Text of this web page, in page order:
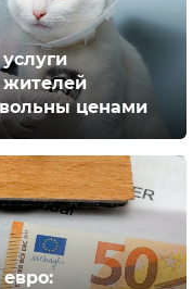
жителей
ценами